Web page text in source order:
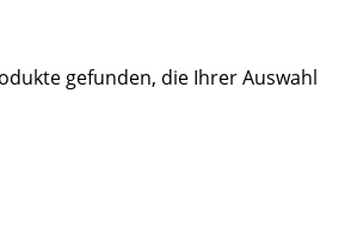
gefunden, die Ihrer Auswahl